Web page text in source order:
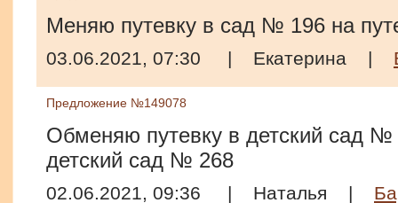
Меняю путевку в сад № 196 на
03.06.2021, 07:30 | Екатерина |
Предложение №149078
Обменяю путевку в детский сад №
детский сад № 268
02.06.2021, 09:36 | Наталья |